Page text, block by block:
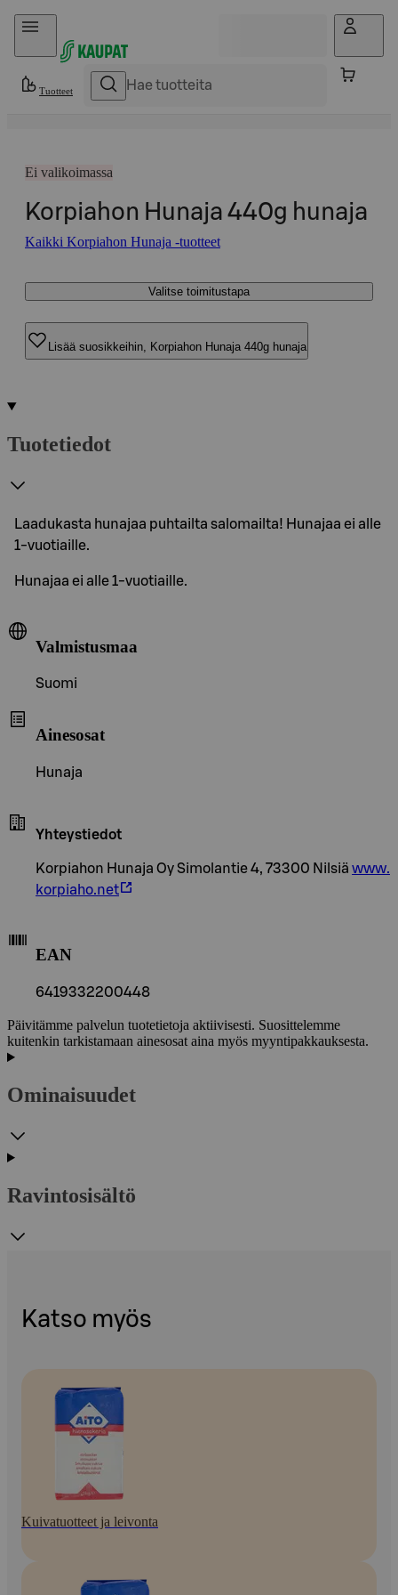
Hyppää sisältöön
Tuotteet
Ei valikoimassa
Korpiahon Hunaja 440g hunaja
Kaikki Korpiahon Hunaja -tuotteet
Valitse toimitustapa
Lisää suosikkeihin, Korpiahon Hunaja 440g hunaja
Tuotetiedot
Laadukasta hunajaa puhtailta salomailta! Hunajaa ei alle
1-vuotiaille.
Hunajaa ei alle 1-vuotiaille.
Valmistusmaa
Suomi
Ainesosat
Hunaja
Yhteystiedot
Korpiahon Hunaja Oy Simolantie 4, 73300 Nilsiä www.
korpiaho.net
EAN
6419332200448
Päivitämme palvelun tuotetietoja aktiivisesti. Suosittelemme
kuitenkin tarkistamaan ainesosat aina myös myyntipakkauksesta.
Ominaisuudet
Ravintosisältö
Katso myös
Kuivatuotteet ja leivonta